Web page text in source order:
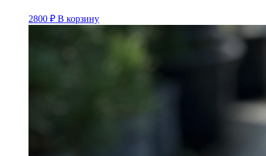
2800 ₽ В корзину